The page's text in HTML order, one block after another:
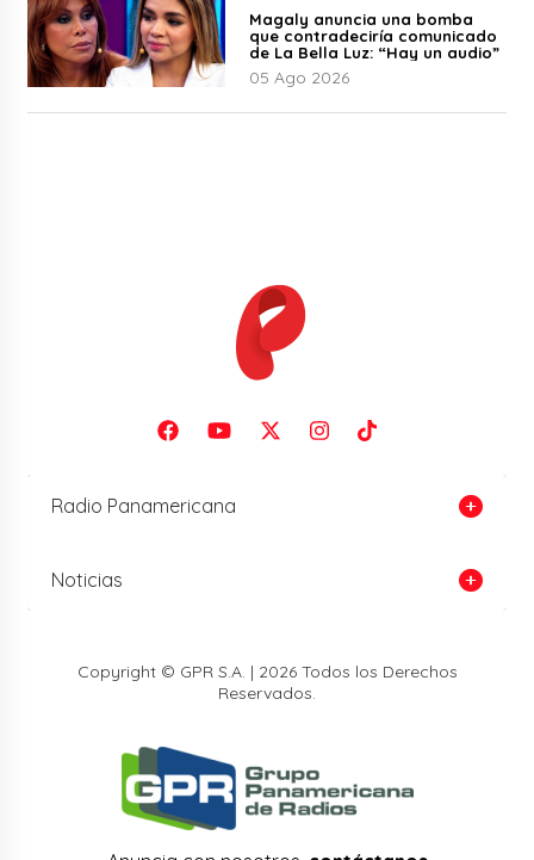
Magaly anuncia una bomba
que contradeciría comunicado
de La Bella Luz: “Hay un audio”
05 Ago 2026
Radio Panamericana
Noticias
Copyright © GPR S.A. | 2026 Todos los Derechos
Reservados.